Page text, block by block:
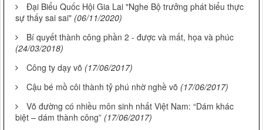
Đại Biểu Quốc Hội Gia Lai "Nghe Bộ trưởng phát biểu thực
sự thấy sai sai" (06/11/2020)
Bí quyết thành công phần 2 - được và mất, họa và phúc
(24/03/2018)
Công ty dạy võ (17/06/2017)
Cậu bé mồ côi thành tỷ phú nhờ nghề võ (17/06/2017)
Võ đường có nhiều môn sinh nhất Việt Nam: “Dám khác
biệt – dám thành công” (17/06/2017)